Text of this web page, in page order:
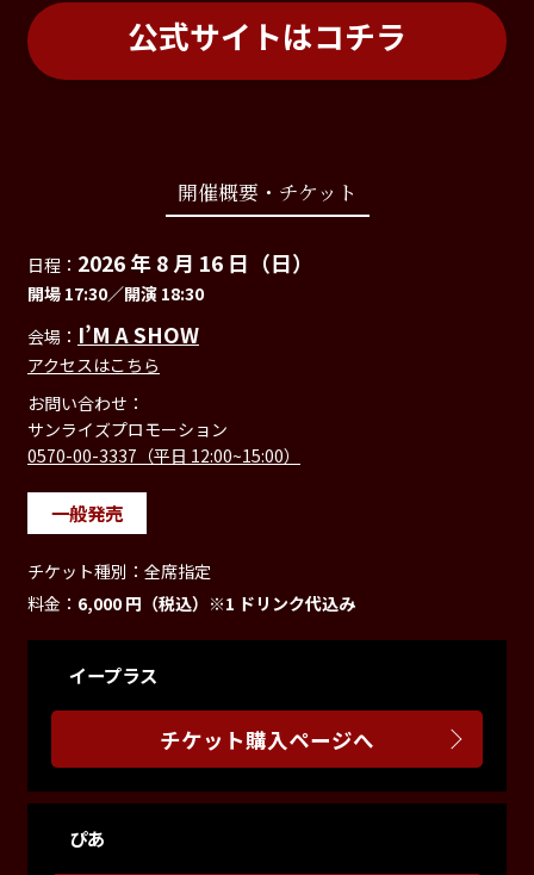
公式サイトはコチラ
開催概要・チケット
日程： 2026 年 8 月 16 日（日）
開場 17:30／開演 18:30
会場： I’M A SHOW
アクセスはこちら
お問い合わせ：
サンライズプロモーション
0570-00-3337（平日 12:00~15:00）
一般発売
チケット種別： 全席指定
料金： 6,000 円（税込）※1 ドリンク代込み
イープラス
チケット購入ページへ
ぴあ